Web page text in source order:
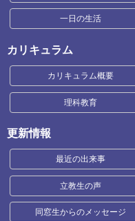
一日の生活
カリキュラム
カリキュラム概要
理科教育
更新情報
最近の出来事
立教生の声
同窓生からのメッセージ